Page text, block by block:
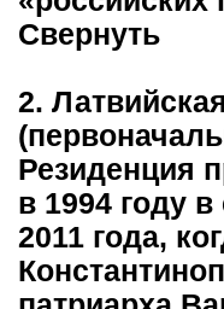
Свернуть
2.
Резиденция
в 1994 году
2011 года,